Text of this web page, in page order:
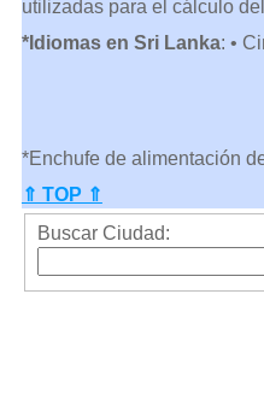
utilizadas para el cálculo
*Idiomas en Sri Lanka: •
*Enchufe de alimentación
⇑ TOP ⇑
Buscar Ciudad: